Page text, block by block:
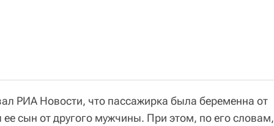
РИА Новости, что пассажирка была беременна от
ее сын от другого мужчины. При этом, по его словам,